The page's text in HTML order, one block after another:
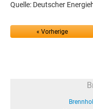
Quelle: Deutscher
« Vorherige